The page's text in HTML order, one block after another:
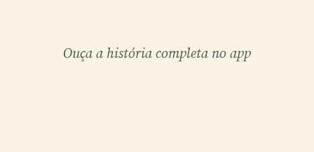
Ouça a história completa no app